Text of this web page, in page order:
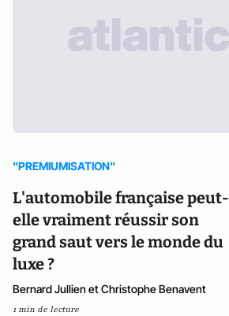
"PREMIUMISATION"
L'automobile française peut-
elle vraiment réussir son
grand saut vers le monde du
luxe ?
Bernard Jullien et Christophe Benavent
1 min de lecture